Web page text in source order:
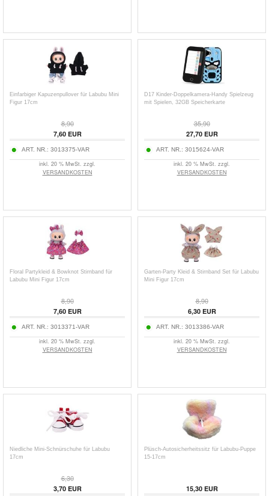
Einfarbiger Kapuzenpullover für Labubu Mini
Figur 17cm
8,90
7,60EUR
ART. NR.: 3013375-VAR
inkl. 20 % MwSt. zzgl.
VERSANDKOSTEN
D17 Kinder-Doppelkamera-Handy Spielzeug
mit Spielen, 32GB Speicherkarte
35,90
27,70EUR
ART. NR.: 3015624-VAR
inkl. 20 % MwSt. zzgl.
VERSANDKOSTEN
Floral Partykleid & Bowknot Stirnband für
Labubu Mini Figur 17cm
8,90
7,60EUR
ART. NR.: 3013371-VAR
inkl. 20 % MwSt. zzgl.
VERSANDKOSTEN
Garten-Party Kleid & Stirnband Set für Labubu
Mini Figur 17cm
8,90
6,30EUR
ART. NR.: 3013386-VAR
inkl. 20 % MwSt. zzgl.
VERSANDKOSTEN
Niedliche Mini-Schnürschuhe für Labubu
17cm
6,30
3,70EUR
Plüsch-Autosicherheitssitz für Labubu-Puppe
15-17cm
15,30EUR